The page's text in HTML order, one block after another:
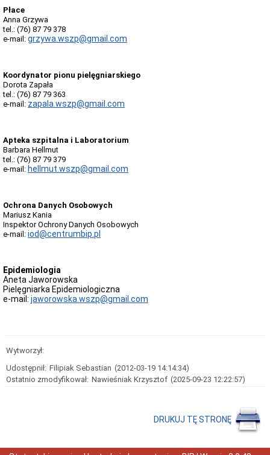
Rady
Społecznej
STATUS
PRAWNY
REGON
Statut
Szpitala
Podstawy
Majątek
Szpitala
Raport
o
Majątek
Szpitala
PRACA
Oferty
pracy
REJESTRY
Statystyka
Archiwum
Udostępnianie
Płace
Anna Grzywa
tel.: (76) 87 79 378
e-mail: grzywa.wszp@gmail.com
Koordynator pionu pielęgniarskiego
Dorota Zapała
tel.: (76) 87 79 363
e-mail: zapala.wszp@gmail.com
Apteka szpitalna i Laboratorium
Barbara Hellmut
tel.: (76) 87 79 379
e-mail: hellmut.wszp@gmail.com
Ochrona Danych Osobowych
Mariusz Kania
Inspektor Ochrony Danych Osobowych
e-mail: iod@centrumbip.pl
Epidemiologia
Aneta Jaworowska
Pielęgniarka Epidemiologiczna
e-mail: jaworowska.wszp@gmail.com
Wytworzył:
Udostępnił: Filipiak Sebastian (2012-03-19 14:14:34)
Ostatnio zmodyfikował: Nawieśniak Krzysztof (2025-09-23 12:22:57)
DRUKUJ TĘ STRONĘ